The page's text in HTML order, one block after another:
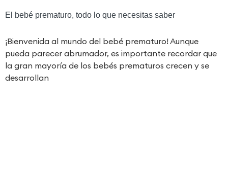
El bebé prematuro, todo lo que necesitas saber
¡Bienvenida al mundo del bebé prematuro! Aunque
pueda parecer abrumador, es importante recordar que
la gran mayoría de los bebés prematuros crecen y se
desarrollan